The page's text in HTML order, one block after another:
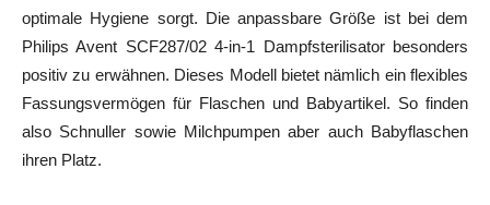
optimale Hygiene sorgt. Die anpassbare Größe ist bei dem
Philips Avent SCF287/02 4-in-1 Dampfsterilisator besonders
positiv zu erwähnen. Dieses Modell bietet nämlich ein flexibles
Fassungsvermögen für Flaschen und Babyartikel. So finden
also Schnuller sowie Milchpumpen aber auch Babyflaschen
ihren Platz.